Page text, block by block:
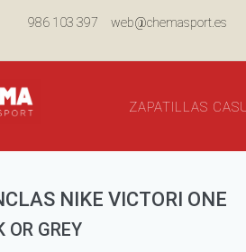
986 103 397 web@chemasport.es
ZAPATILLAS
NIKE VICTORI ONE
OR GREY